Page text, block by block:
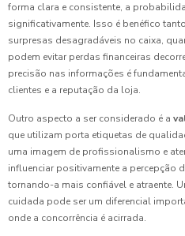
forma clara e consistente, a
significativamente. Isso é benéfico
surpresas desagradáveis no caixa,
podem evitar perdas financeiras
precisão nas informações é
clientes e a reputação da loja.
Outro aspecto a ser considerado é a
que utilizam porta etiquetas de
uma imagem de profissionalismo e
influenciar positivamente a percepção
tornando-a mais confiável e atraente.
cuidada pode ser um diferencial
onde a concorrência é acirrada.